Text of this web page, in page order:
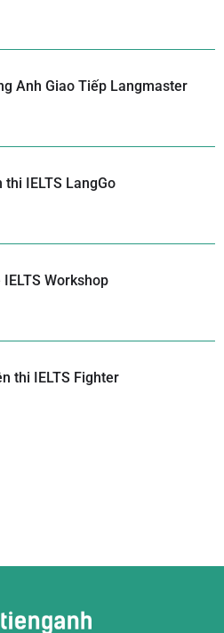
Anh Giao Tiếp Langmaster
IELTS LangGo
Workshop
thi IELTS Fighter